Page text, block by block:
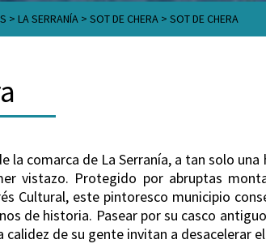
>LA SERRANÍA >SOT DE CHERA >SOT DE CHERA
la comarca de La Serranía, a tan solo
vistazo. Protegido por abruptas
Cultural, este pintoresco municipio
de historia. Pasear por su casco
calidez de su gente invitan a desacelerar